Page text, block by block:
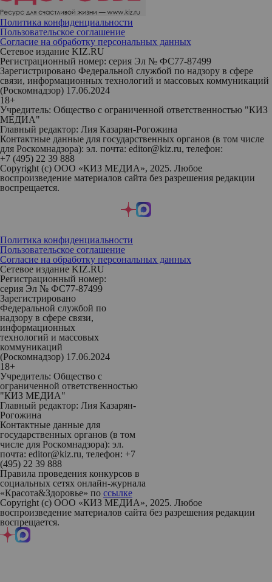
Политика конфиденциальности
Пользовательское соглашение
Согласие на обработку персональных данных
Сетевое издание KIZ.RU
Регистрационный номер: серия Эл № ФС77-87499
Зарегистрировано Федеральной службой по надзору в сфере
связи, информационных технологий и массовых коммуникаций
(Роскомнадзор) 17.06.2024
18+
Учредитель: Общество с ограниченной ответственностью "КИЗ
МЕДИА"
Главный редактор: Лия Казарян-Рогожина
Контактные данные для государственных органов (в том числе
для Роскомнадзора): эл. почта: editor@kiz.ru, телефон:
+7 (495) 22 39 888
Copyright (с) ООО «КИЗ МЕДИА», 2025. Любое
воспроизведение материалов сайта без разрешения редакции
воспрещается.
Политика конфиденциальности
Пользовательское соглашение
Согласие на обработку персональных данных
Сетевое издание KIZ.RU
Регистрационный номер:
серия Эл № ФС77-87499
Зарегистрировано
Федеральной службой по
надзору в сфере связи,
информационных
технологий и массовых
коммуникаций
(Роскомнадзор) 17.06.2024
18+
Учредитель: Общество с
ограниченной ответственностью
"КИЗ МЕДИА"
Главный редактор: Лия Казарян-
Рогожина
Контактные данные для
государственных органов (в том
числе для Роскомнадзора): эл.
почта: editor@kiz.ru, телефон: +7
(495) 22 39 888
Правила проведения конкурсов в
социальных сетях онлайн-журнала
«Красота&Здоровье» по ссылке
Copyright (с) ООО «КИЗ МЕДИА», 2025. Любое
воспроизведение материалов сайта без разрешения редакции
воспрещается.